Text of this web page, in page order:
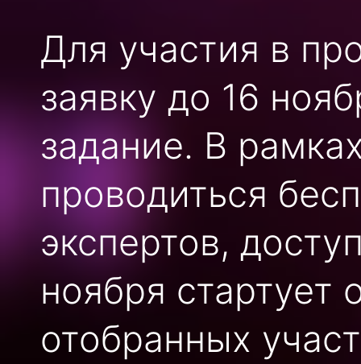
Для участия в
заявку до 16
задание. В
проводиться
экспертов,
ноября стартует
отобранных